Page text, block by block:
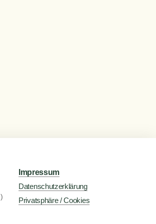
Impressum
Datenschutzerklärung
Privatsphäre / Cookies